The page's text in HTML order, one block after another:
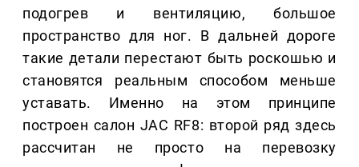
подогрев и вентиляцию, большое
пространство для ног. В дальней дороге
такие детали перестают быть роскошью и
становятся реальным способом меньше
уставать. Именно на этом принципе
построен салон JAC RF8: второй ряд здесь
рассчитан не просто на перевозку